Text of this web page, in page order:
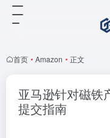
首页 • Amazon • 正文
亚马逊针对磁铁
提交指南